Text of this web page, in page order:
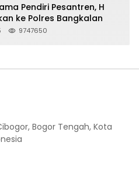
Pendiri Pesantren, H
ke Polres Bangkalan
9747650
Bogor Tengah, Kota